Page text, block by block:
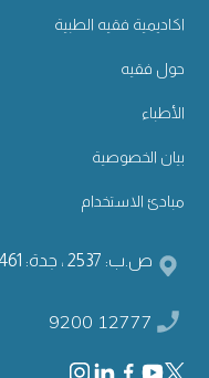
اكاديمية فقيه الطبية
حول فقيه
الأطباء
بيان الخصوصية
مبادئ الاستخدام
ص.ب: 2537 ، جدة: 21461 المملكة العربية السعودية
9200 12777